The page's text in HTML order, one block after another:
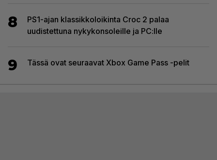
8
PS1-ajan klassikkoloikinta Croc 2 palaa
uudistettuna nykykonsoleille ja PC:lle
9 Tässä ovat seuraavat Xbox Game Pass -pelit